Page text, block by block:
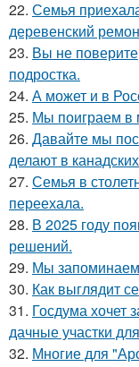
22. Семья
деревенский
23. Вы не
подростка.
24. А может и в
25. Мы поиграем в
26. Давайте мы
делают в
27. Семья в
переехала.
28. В 2025 году
решений.
29. Мы
30. Как выглядит
31. Госдума хочет
дачные участки
32. Многие для